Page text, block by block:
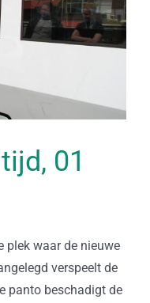
01
plek waar de nieuwe
verspeelt de
panto beschadigt de